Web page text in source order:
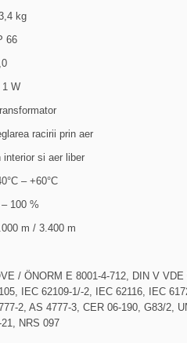
kg
66
1 W
racirii prin aer
interior si aer liber
– +60°C
100 %
m / 3.400 m
/ ÖNORM E 8001-4-712, DIN V
IEC 62109-1/-2, IEC 62116, IEC
2, AS 4777-3, CER 06-190, G83/2,
21, NRS 097